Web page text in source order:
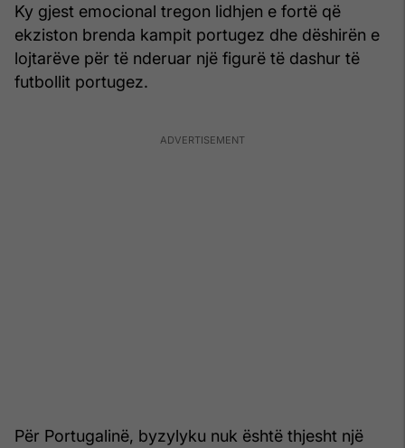
Ky gjest emocional tregon lidhjen e fortë që
ekziston brenda kampit portugez dhe dëshirën e
lojtarëve për të nderuar një figurë të dashur të
futbollit portugez.
Për Portugalinë, byzylyku nuk është thjesht një